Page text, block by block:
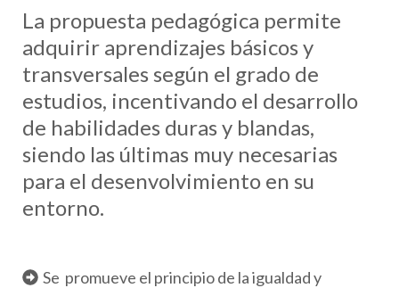
La propuesta pedagógica permite
adquirir aprendizajes básicos y
transversales según el grado de
estudios, incentivando el desarrollo
de habilidades duras y blandas,
siendo las últimas muy necesarias
para el desenvolvimiento en su
entorno.
Se promueve el principio de la igualdad y